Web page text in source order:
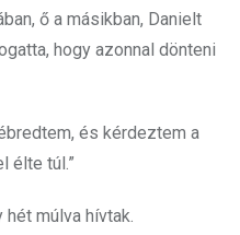
ő a másikban, Danielt
hogy azonnal dönteni
és kérdeztem a
élte túl.”
hét múlva hívtak.